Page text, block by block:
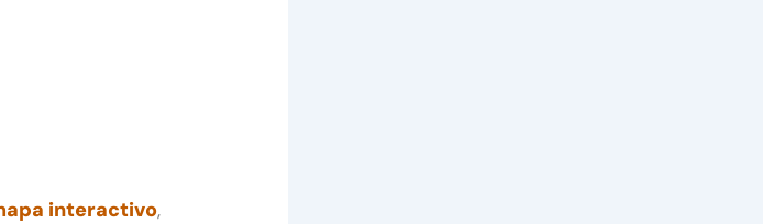
interactivo,